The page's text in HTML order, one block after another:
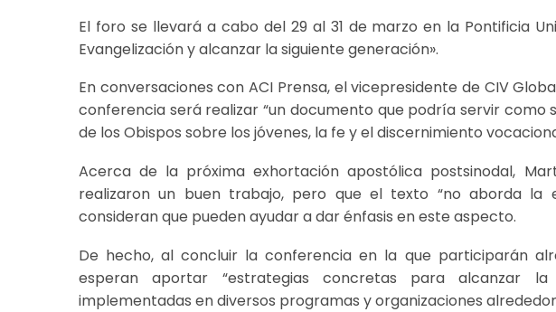
El foro se llevará a cabo del 29 al 31 de marzo en la Pontificia
Evangelización y alcanzar la siguiente generación».
En conversaciones con ACI Prensa, el vicepresidente de CIV
conferencia será realizar “un documento que podría servir
de los Obispos sobre los jóvenes, la fe y el discernimiento
Acerca de la próxima exhortación apostólica postsinodal,
realizaron un buen trabajo, pero que el texto “no aborda la
consideran que pueden ayudar a dar énfasis en este aspecto.
De hecho, al concluir la conferencia en la que participarán
esperan aportar “estrategias concretas para alcanzar
implementadas en diversos programas y organizaciones alrededor